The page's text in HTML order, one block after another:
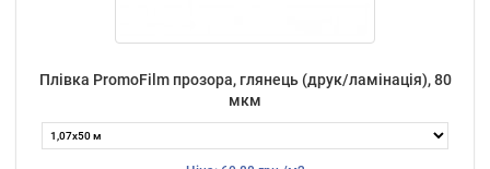
Плівка PromoFilm прозора, глянець (друк/ламінація), 80
мкм